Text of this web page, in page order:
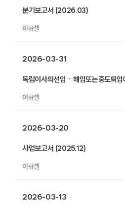
분기보고서 (2026.03)
이큐셀
2026-03-31
독립이사의선임ㆍ해임또는중도퇴임
이큐셀
2026-03-20
사업보고서 (2025.12)
이큐셀
2026-03-13